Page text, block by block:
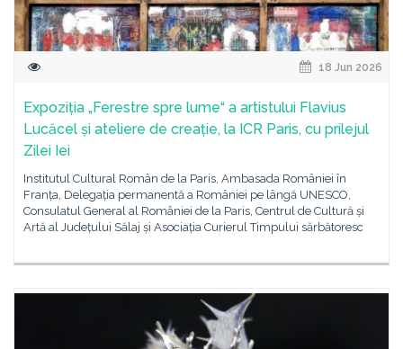
18 Jun 2026
Expoziția „Ferestre spre lume“ a artistului Flavius
Lucăcel și ateliere de creație, la ICR Paris, cu prilejul
Zilei Iei
Institutul Cultural Român de la Paris, Ambasada României în
Franța, Delegația permanentă a României pe lângă UNESCO,
Consulatul General al României de la Paris, Centrul de Cultură și
Artă al Județului Sălaj și Asociația Curierul Timpului sărbătoresc